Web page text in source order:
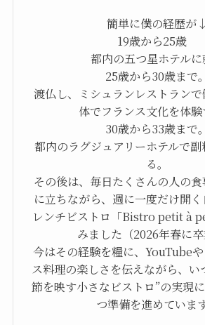
簡単に僕の経歴が↓
19歳から25歳
都内の五つ星ホテル
25歳から30歳まで。
渡仏し、ミシュランレストラン
体でフランス文化を体験
30歳から33歳まで。
都内のラグジュアリーホテルで
る。
その後は、毎日たくさんの人の
に立ちながら、週に一度だけ開
レンチビストロ「Bistro petit à
みました（2026年春に卒
今はその経験を糧に、YouTube
ス料理の楽しさを伝えながら、い
節を映す小さなビストロ”の実現
つ準備を進めています